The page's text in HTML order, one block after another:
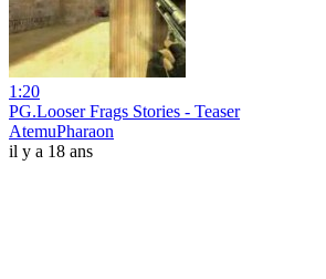
1:20
PG.Looser Frags Stories - Teaser
AtemuPharaon
il y a 18 ans